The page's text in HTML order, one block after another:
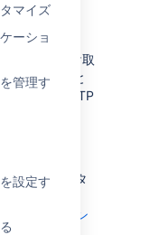
マイズ
ーショ
管理す
設定す
を受け取
変換すること
先となる HTTP
認ください
使用する
エクスポータ
要がありま
エージェン